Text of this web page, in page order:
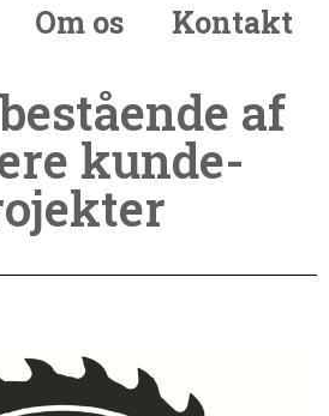
Om os Kontakt
af
kunde-